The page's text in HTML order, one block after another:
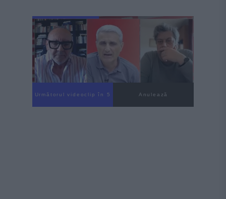
Următorul videoclip în 3 Anulează